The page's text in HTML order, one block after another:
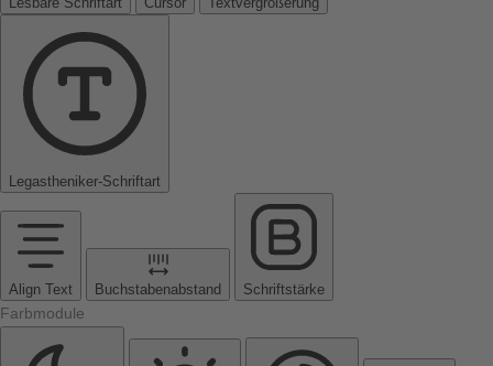
Legastheniker-Schriftart
Align Text Buchstabenabstand Schriftstärke
Farbmodule